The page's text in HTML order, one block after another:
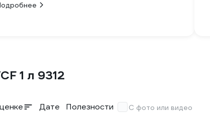
1 л 9312
Дате Полезности С фото или видео